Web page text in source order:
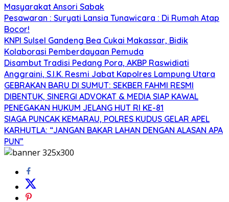
Masyarakat Ansori Sabak
Pesawaran : Suryati Lansia Tunawicara : Di Rumah Atap
Bocor!
KNPI Sulsel Gandeng Bea Cukai Makassar, Bidik
Kolaborasi Pemberdayaan Pemuda
Disambut Tradisi Pedang Pora, AKBP Raswidiati
Anggraini, S.I.K. Resmi Jabat Kapolres Lampung Utara
GEBRAKAN BARU DI SUMUT: SEKBER FAHMI RESMI
DIBENTUK, SINERGI ADVOKAT & MEDIA SIAP KAWAL
PENEGAKAN HUKUM JELANG HUT RI KE-81
SIAGA PUNCAK KEMARAU, POLRES KUDUS GELAR APEL
KARHUTLA: “JANGAN BAKAR LAHAN DENGAN ALASAN APA
PUN”